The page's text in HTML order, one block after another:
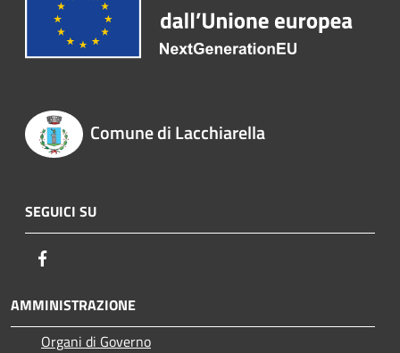
Comune di Lacchiarella
SEGUICI SU
AMMINISTRAZIONE
Organi di Governo